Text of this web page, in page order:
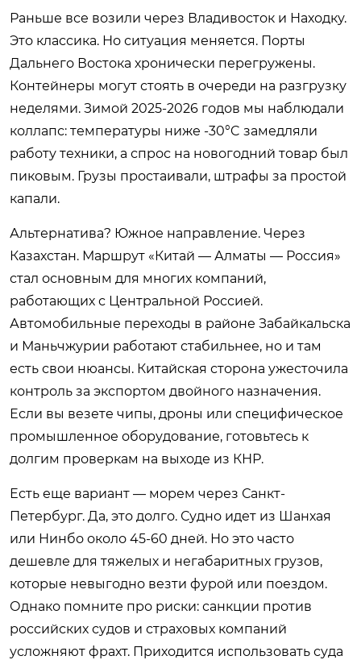
Раньше все возили через Владивосток и Находку.
Это классика. Но ситуация меняется. Порты
Дальнего Востока хронически перегружены.
Контейнеры могут стоять в очереди на разгрузку
неделями. Зимой 2025-2026 годов мы наблюдали
коллапс: температуры ниже -30°C замедляли
работу техники, а спрос на новогодний товар был
пиковым. Грузы простаивали, штрафы за простой
капали.
Альтернатива? Южное направление. Через
Казахстан. Маршрут «Китай — Алматы — Россия»
стал основным для многих компаний,
работающих с Центральной Россией.
Автомобильные переходы в районе Забайкальска
и Маньчжурии работают стабильнее, но и там
есть свои нюансы. Китайская сторона ужесточила
контроль за экспортом двойного назначения.
Если вы везете чипы, дроны или специфическое
промышленное оборудование, готовьтесь к
долгим проверкам на выходе из КНР.
Есть еще вариант — морем через Санкт-
Петербург. Да, это долго. Судно идет из Шанхая
или Нинбо около 45-60 дней. Но это часто
дешевле для тяжелых и негабаритных грузов,
которые невыгодно везти фурой или поездом.
Однако помните про риски: санкции против
российских судов и страховых компаний
усложняют фрахт. Приходится использовать суда